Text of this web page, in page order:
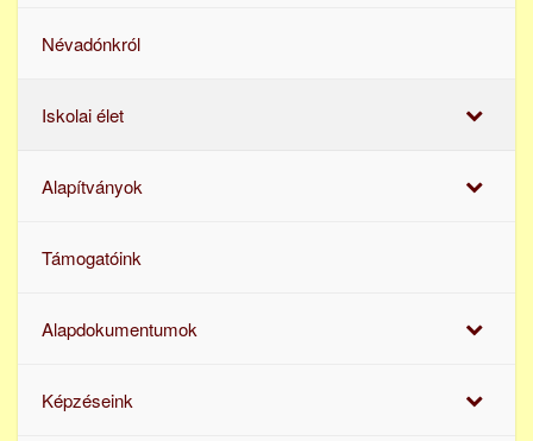
Névadónkról
Iskolai élet
Alapítványok
Támogatóink
Alapdokumentumok
Képzéseink